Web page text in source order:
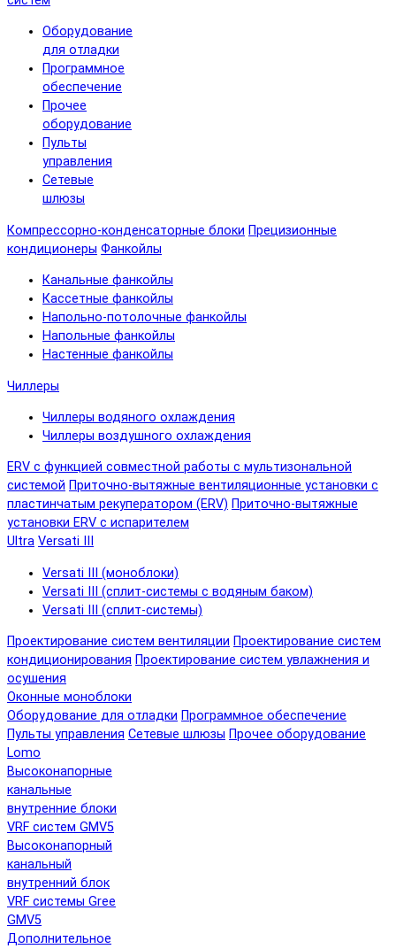
Оборудование
для отладки
Программное
обеспечение
Прочее
оборудование
Пульты
управления
Сетевые
шлюзы
Компрессорно-конденсаторные блоки Прецизионные
кондиционеры Фанкойлы
Канальные фанкойлы
Кассетные фанкойлы
Напольно-потолочные фанкойлы
Напольные фанкойлы
Настенные фанкойлы
Чиллеры
Чиллеры водяного охлаждения
Чиллеры воздушного охлаждения
ERV с функцией совместной работы с мультизональной
системой Приточно-вытяжные вентиляционные установки с
пластинчатым рекуператором (ERV) Приточно-вытяжные
установки ERV с испарителем
Ultra Versati III
Versati III (моноблоки)
Versati III (сплит-системы с водяным баком)
Versati III (сплит-системы)
Проектирование систем вентиляции Проектирование систем
кондиционирования Проектирование систем увлажнения и
осушения
Оконные моноблоки
Оборудование для отладки Программное обеспечение
Пульты управления Сетевые шлюзы Прочее оборудование
Lomo
Высоконапорные
канальные
внутренние блоки
VRF систем GMV5
Высоконапорный
канальный
внутренний блок
VRF системы Gree
GMV5
Дополнительное